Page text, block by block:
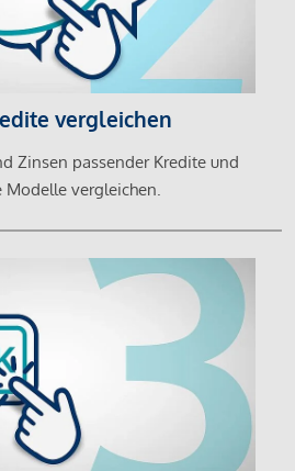
vergleichen
Zinsen passender Kredite und
Modelle vergleichen.